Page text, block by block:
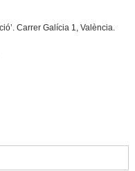
Carrer Galícia 1, València.